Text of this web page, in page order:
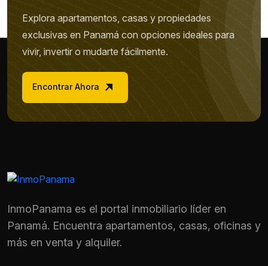
Explora apartamentos, casas y propiedades
exclusivas en Panamá con opciones ideales para
vivir, invertir o mudarte fácilmente.
Encontrar Ahora
InmoPanama es el portal inmobiliario líder en
Panamá. Encuentra apartamentos, casas, oficinas y
más en venta y alquiler.